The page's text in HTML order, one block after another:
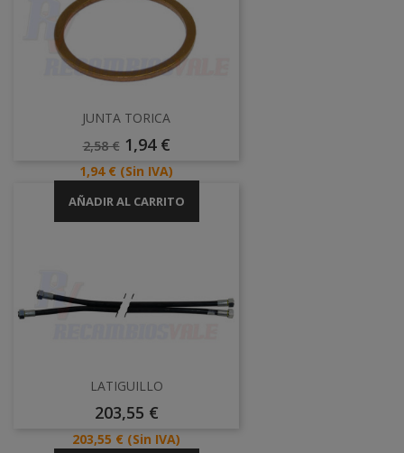
JUNTA TORICA
Precio
2,58 € Precio
1,94 €
Precio
1,94 € (Sin IVA)
AÑADIR AL CARRITO
LATIGUILLO
Precio
203,55 €
Precio
203,55 € (Sin IVA)